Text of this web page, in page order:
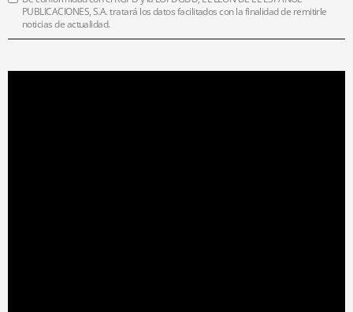
PUBLICACIONES, S.A. tratará los datos facilitados con la finalidad de remitirle
noticias de actualidad.